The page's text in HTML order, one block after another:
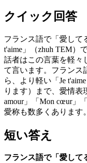
クイック回答
フランス語で「愛して
t'aime」（zhuh TEM）
話者はこの言葉を軽々
て言います。フランス
ら、より軽い「Je
ります）まで、愛情表
amour」「Mon cœur」
愛称も数多くあります。
短い答え
フランス語で「愛して